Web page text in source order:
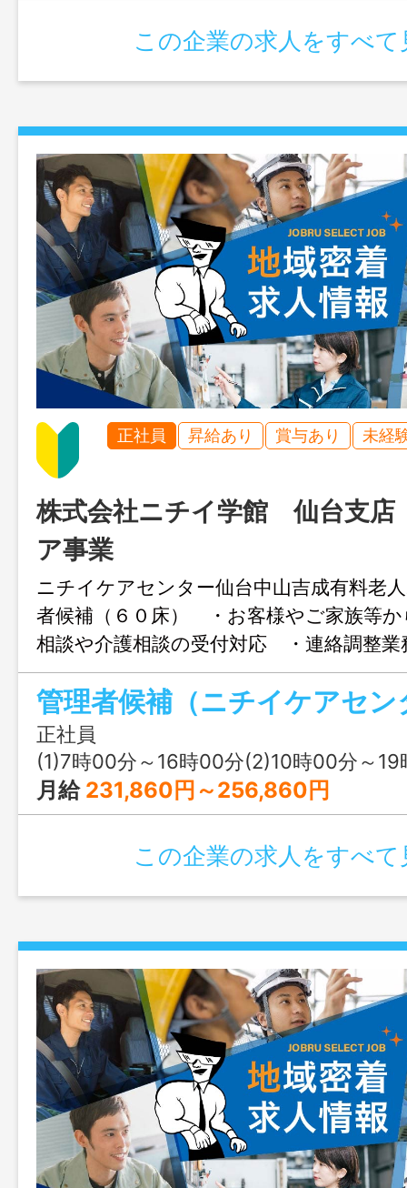
この企業の求人をすべて
正社員 昇給あり 賞与あり 未経
株式会社ニチイ学館 仙台支
ア事業
ニチイケアセンター仙台中山吉成有料老
者候補（６０床） ・お客様やご家族等
相談や介護相談の受付対応 ・連絡調整
時の事前面接や事前訪問 ・介護計画書等
同意、交付 ・介護業務 ※お仕事につい
気軽にお問い合わせください 「まずは
い」などご相談がある方は、お気軽にお
さい 変更範囲：変更なし
正社員
(1)7時00分～16時00分(2)10時00分～19時00分
月給 231,860円～256,860円
この企業の求人をすべて